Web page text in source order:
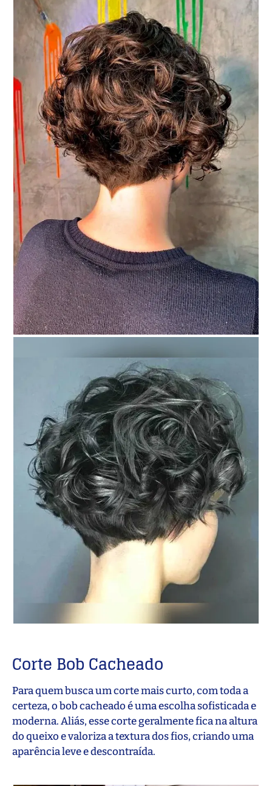
Corte Bob Cacheado
Para quem busca um corte mais curto, com toda a
certeza, o bob cacheado é uma escolha sofisticada e
moderna. Aliás, esse corte geralmente fica na altura
do queixo e valoriza a textura dos fios, criando uma
aparência leve e descontraída.